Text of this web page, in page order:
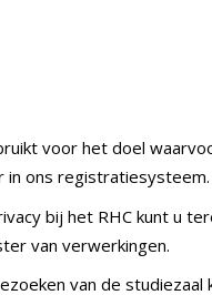
voor het doel
in ons registratiesysteem.
bij het RHC kunt u
van verwerkingen.
van de studiezaal